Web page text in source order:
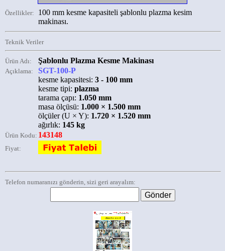
Özellikler:
100 mm kesme kapasiteli şablonlu plazma kesim
makinası.
Teknik Veriler
Ürün Adı: Şablonlu Plazma Kesme Makinası
Açıklama:
SGT-100-P
kesme kapasitesi: 3 - 100 mm
kesme tipi: plazma
tarama çapı: 1.050 mm
masa ölçüsü: 1.000 × 1.500 mm
ölçüler (U × Y): 1.720 × 1.520 mm
ağırlık: 145 kg
Ürün Kodu: 143148
Fiyat:
Telefon numaranızı gönderin, sizi geri arayalım: